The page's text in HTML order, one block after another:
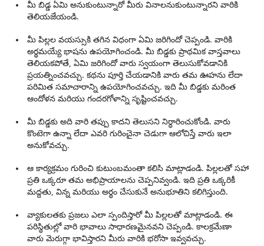
మీ బిడ్డ ఏమి అనుకుంటున్నారో మీరు వినాలనుకుంటున్నారని వారికి
తెలియజేయండి.
మీ పిల్లల వయస్సుకి తగిన విధంగా ఏమి జరిగిందో చెప్పండి. వారికి
అర్థమయ్యే భాషను ఉపయోగించండి. మీ బిడ్డకు ప్రాథమిక వాస్తవాలు
తెలియకపోతే, ఏమి జరిగిందో వారు స్వయంగా తెలుసుకోవడానికి
ప్రయత్నించవచ్చు. కథను పూర్తి చేయడానికి వారు తమ ఊహను లేదా
పరిమిత సమాచారాన్ని ఉపయోగించవచ్చు. ఇది మీ బిడ్డకు మరింత
ఆందోళన మరియు గందరగోళాన్ని సృష్టించవచ్చు.
మీ బిడ్డకు అది వారి తప్పు కాదని తెలుసని నిర్ధారించుకోండి. వారు
కొంటెగా ఉన్నా లేదా ఎవరి గురించైనా చెడుగా ఆలోచిస్తే వారు ఇలా
అనుకోవచ్చు.
ఆ కార్యక్రమం గురించి కుటుంబమంతా కలిసి మాట్లాడండి. పిల్లలతో సహా
ప్రతి ఒక్కరూ తమ అభిప్రాయాలను చెప్పనివ్వండి. ఇది ప్రతి ఒక్కరికీ
మద్దతు, విన్న మరియు అర్థం చేసుకునే అనుభూతిని కలిగిస్తుంది.
వ్యాకులతకు ప్రజలు ఎలా స్పందిస్తారో మీ పిల్లలతో మాట్లాడండి. ఈ
పరిస్థితుల్లో వారి భావాలు సాధారణమైనవని చెప్పండి. కాలక్రమేణా
వారు మెరుగ్గా భావిస్తారని మీరు వారికి భరోసా ఇవ్వవచ్చు.